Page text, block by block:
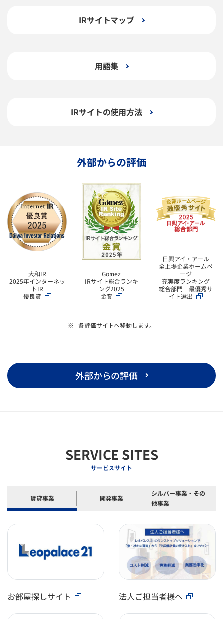
IRサイトマップ
用語集
IRサイトの使用方法
外部からの評価
大和IR
2025年インターネッ
トIR
優良賞
Gomez
IRサイト総合ランキ
ング2025
金賞
日興アイ・アール
全上場企業ホームペ
ージ
充実度ランキング
総合部門 最優秀サ
イト選出
各評価サイトへ移動します。
外部からの評価
SERVICE SITES
サービスサイト
賃貸事業 開発事業
シルバー事業・その
他事業
お部屋探しサイト 法人ご担当者様へ